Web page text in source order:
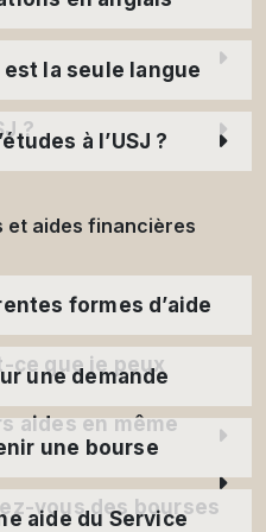
la seule langue
? à l’USJ ?
et aides financières
formes d’aide
ce que je peux
aides en même
une demande
une bourse
vous des bourses
aide du Service